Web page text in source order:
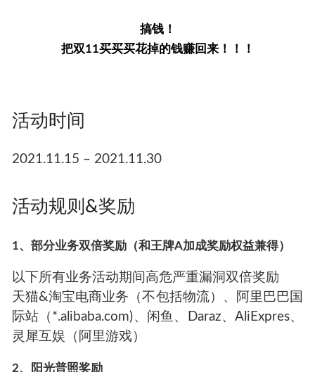
搞钱！
把双11买买买花掉的钱赚回来！！！
活动时间
2021.11.15 – 2021.11.30
活动规则&奖励
1、部分业务双倍奖励（和王牌A加成奖励权益兼得）
以下所有业务活动期间高危严重漏洞双倍奖励
天猫&淘宝电商业务（不包括物流）、阿里巴巴国
际站（*.alibaba.com)、闲鱼、Daraz、AliExpres、
灵犀互娱（阿里游戏）
2、阳光普照奖励